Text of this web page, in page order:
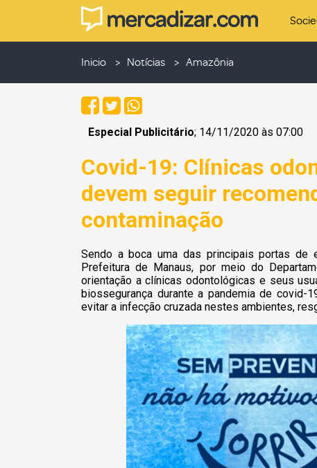
Inicio Notícias Amazônia
Especial Publicitário; 14/11/2020 às 07:00
Covid-19: Clínicas
devem seguir
contaminação
Sendo a boca uma das principais portas de
Prefeitura de Manaus, por meio do
orientação a clínicas odontológicas e seus
biossegurança durante a pandemia de covid-
evitar a infecção cruzada nestes ambientes,